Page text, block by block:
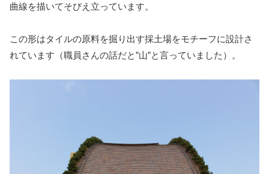
曲線を描いてそびえ立っています。
この形はタイルの原料を掘り出す採土場をモチーフに設計さ
れています（職員さんの話だと”山”と言っていました）。